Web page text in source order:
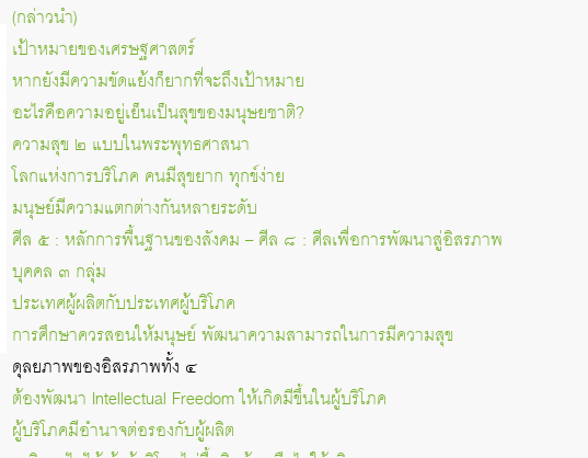
(กล่าวนำ)
เป้าหมายของเศรษฐศาสตร์
หากยังมีความขัดแย้งก็ยากที่จะถึงเป้าหมาย
อะไรคือความอยู่เย็นเป็นสุขของมนุษยชาติ?
ความสุข ๒ แบบในพระพุทธศาสนา
โลกแห่งการบริโภค คนมีสุขยาก ทุกข์ง่าย
มนุษย์มีความแตกต่างกันหลายระดับ
ศีล ๕ : หลักการพื้นฐานของสังคม – ศีล ๘ : ศีลเพื่อการพัฒนาสู่อิสรภาพ
บุคคล ๓ กลุ่ม
ประเทศผู้ผลิตกับประเทศผู้บริโภค
การศึกษาควรสอนให้มนุษย์ พัฒนาความสามารถในการมีความสุข
ดุลยภาพของอิสรภาพทั้ง ๔
ต้องพัฒนา Intellectual Freedom ให้เกิดมีขึ้นในผู้บริโภค
ผู้บริโภคมีอำนาจต่อรองกับผู้ผลิต